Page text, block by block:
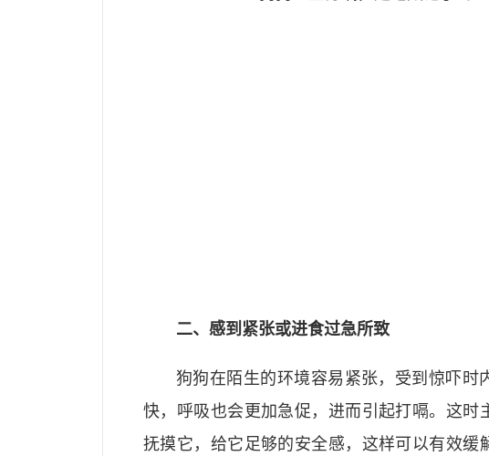
二、感到紧张或进食过急所致
狗狗在陌生的环境容易紧张，受到惊吓时
快，呼吸也会更加急促，进而引起打嗝。这
抚摸它，给它足够的安全感，这样可以有效